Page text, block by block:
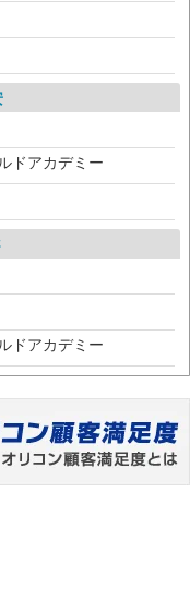
ドアカデミー
ドアカデミー